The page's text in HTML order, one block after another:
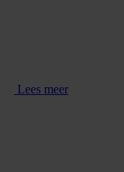
Lees meer